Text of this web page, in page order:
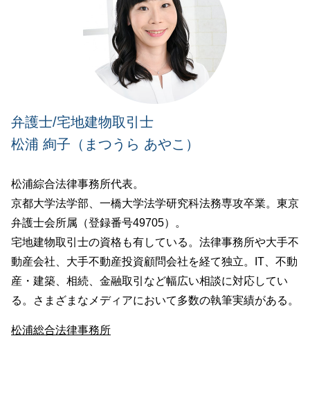
弁護士/宅地建物取引士
松浦 絢子（まつうら あやこ）
松浦綜合法律事務所代表。
京都大学法学部、一橋大学法学研究科法務専攻卒業。東京
弁護士会所属（登録番号49705）。
宅地建物取引士の資格も有している。法律事務所や大手不
動産会社、大手不動産投資顧問会社を経て独立。IT、不動
産・建築、相続、金融取引など幅広い相談に対応してい
る。さまざまなメディアにおいて多数の執筆実績がある。
松浦総合法律事務所